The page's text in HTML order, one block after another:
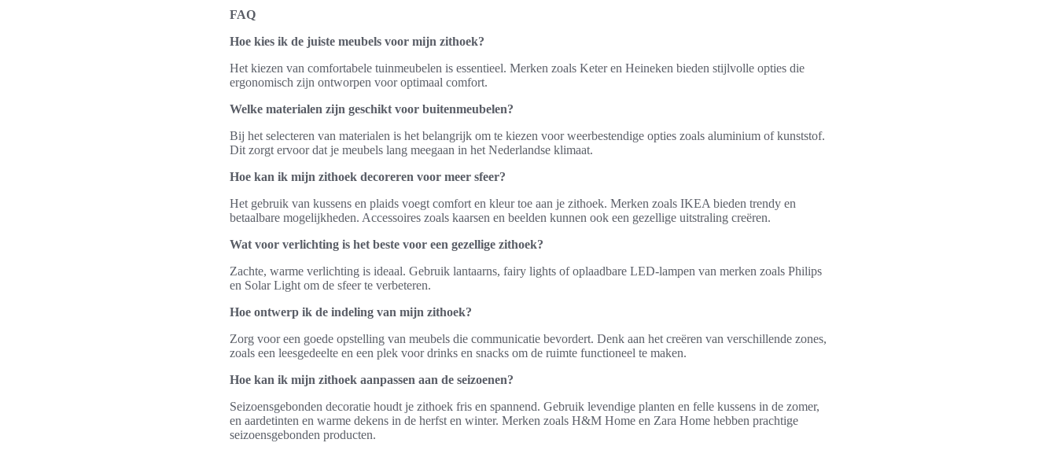
FAQ
Hoe kies ik de juiste meubels voor mijn zithoek?
Het kiezen van comfortabele tuinmeubelen is essentieel. Merken zoals Keter en Heineken bieden stijlvolle opties die
ergonomisch zijn ontworpen voor optimaal comfort.
Welke materialen zijn geschikt voor buitenmeubelen?
Bij het selecteren van materialen is het belangrijk om te kiezen voor weerbestendige opties zoals aluminium of kunststof.
Dit zorgt ervoor dat je meubels lang meegaan in het Nederlandse klimaat.
Hoe kan ik mijn zithoek decoreren voor meer sfeer?
Het gebruik van kussens en plaids voegt comfort en kleur toe aan je zithoek. Merken zoals IKEA bieden trendy en
betaalbare mogelijkheden. Accessoires zoals kaarsen en beelden kunnen ook een gezellige uitstraling creëren.
Wat voor verlichting is het beste voor een gezellige zithoek?
Zachte, warme verlichting is ideaal. Gebruik lantaarns, fairy lights of oplaadbare LED-lampen van merken zoals Philips
en Solar Light om de sfeer te verbeteren.
Hoe ontwerp ik de indeling van mijn zithoek?
Zorg voor een goede opstelling van meubels die communicatie bevordert. Denk aan het creëren van verschillende zones,
zoals een leesgedeelte en een plek voor drinks en snacks om de ruimte functioneel te maken.
Hoe kan ik mijn zithoek aanpassen aan de seizoenen?
Seizoensgebonden decoratie houdt je zithoek fris en spannend. Gebruik levendige planten en felle kussens in de zomer,
en aardetinten en warme dekens in de herfst en winter. Merken zoals H&M Home en Zara Home hebben prachtige
seizoensgebonden producten.